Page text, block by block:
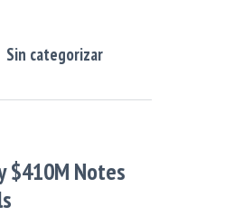
Sin categorizar
$410M Notes